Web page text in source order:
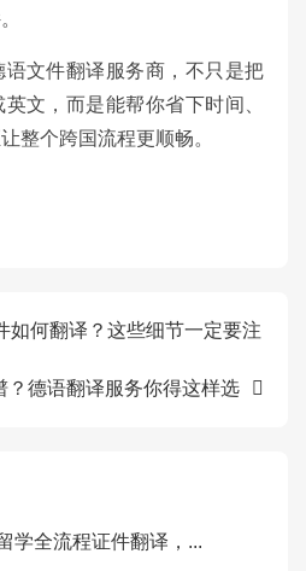
文件翻译服务商，不只是把
文，而是能帮你省下时间、
整个跨国流程更顺畅。
如何翻译？这些细节一定要注
？德语翻译服务你得这样选
学全流程证件翻译，...